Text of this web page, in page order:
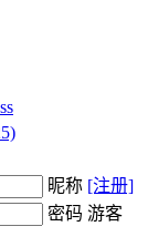
昵称 [注册]
密码 游客